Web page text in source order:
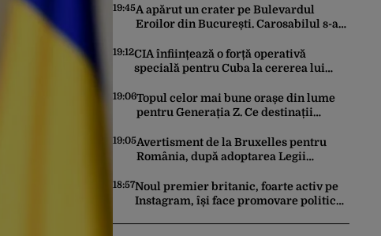
19:45A apărut un crater pe Bulevardul
Eroilor din București. Carosabilul s-a
19:12CIA înființează o forță operativă
specială pentru Cuba la cererea lui
1 alături de China, Iran și Rusia
19:06Topul celor mai bune orașe din lume
pentru Generația Z. Ce destinații
19:05Avertisment de la Bruxelles pentru
România, după adoptarea Legii
anunță că pot fi „consecințe financiare”
18:57Noul premier britanic, foarte activ pe
Instagram, își face promovare politică